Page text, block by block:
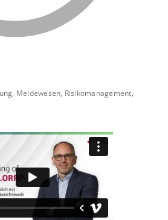
Meldewesen, Risikomanagement,